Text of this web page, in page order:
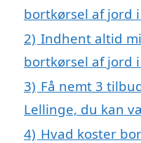
bortkørsel af jord
2) Indhent altid
bortkørsel af jord
3) Få nemt 3
Lellinge, du kan
4) Hvad koster